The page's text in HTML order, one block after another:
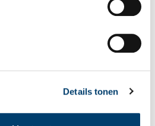
Details tonen